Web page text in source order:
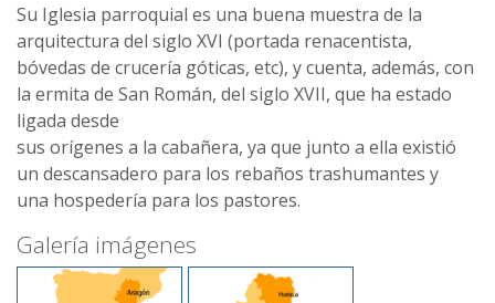
Su Iglesia parroquial es una buena muestra de la
arquitectura del siglo XVI (portada renacentista,
bóvedas de crucería góticas, etc), y cuenta, además, con
la ermita de San Román, del siglo XVII, que ha estado
ligada desde
sus orígenes a la cabañera, ya que junto a ella existió
un descansadero para los rebaños trashumantes y
una hospedería para los pastores.
Galería imágenes